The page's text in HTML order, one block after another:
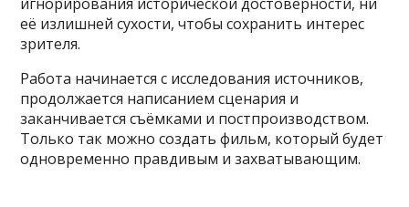
её излишней сухости, чтобы сохранить интерес
зрителя.
Работа начинается с исследования источников,
продолжается написанием сценария и
заканчивается съёмками и постпроизводством.
Только так можно создать фильм, который будет
одновременно правдивым и захватывающим.